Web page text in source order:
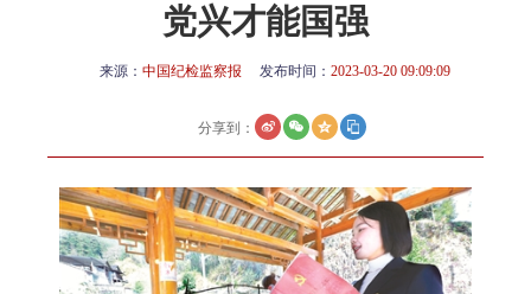
党兴才能国强
来源： 中国纪检监察报 发布时间： 2023-03-20 09:09:09
分享到：